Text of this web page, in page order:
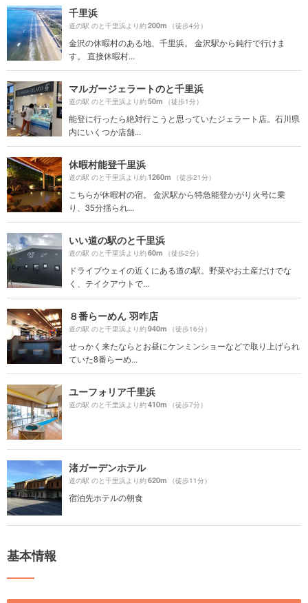
千里浜
道の駅 のと千里浜より約200m （徒歩4分）
金沢の休暇村のある地、千里浜。 金沢駅から鈍行で行けま
す。 直接休暇村...
マルガージェラートのと千里浜
道の駅 のと千里浜より約50m （徒歩1分）
能登に行ったら絶対行こうと思っていたジェラート店。石川県
内にいくつか店舗...
休暇村能登千里浜
道の駅 のと千里浜より約1260m （徒歩21分）
こちらが休暇村の宿。 金沢駅から特急能登かがり火号に乗
り、35分揺られ...
いい道の駅のと千里浜
道の駅 のと千里浜より約60m （徒歩2分）
ドライブウェイの近くにある道の駅。野菜やお土産だけでな
く、テイクアウトで...
８番らーめん 羽咋店
道の駅 のと千里浜より約940m （徒歩16分）
せっかく来たならとお昼にケンミンショーなどで取り上げられ
ていた8番らーめ...
ユーフォリア千里浜
道の駅 のと千里浜より約410m （徒歩7分）
渚ガーデンホテル
道の駅 のと千里浜より約620m （徒歩11分）
宿泊先ホテルの朝食
基本情報